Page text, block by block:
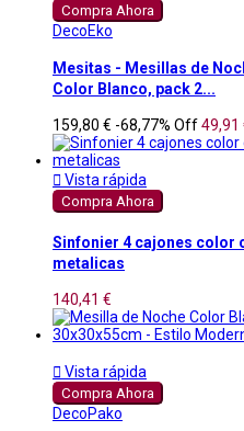
Compra Ahora
DecoEko
Mesitas - Mesillas de
Color Blanco, pack 2...
159,80 € -68,77% Off49,91
 Vista rápida
Compra Ahora
Sinfonier 4 cajones color
metalicas
140,41 €
 Vista rápida
Compra Ahora
DecoPako